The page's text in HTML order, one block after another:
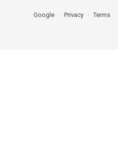
Google Privacy Terms